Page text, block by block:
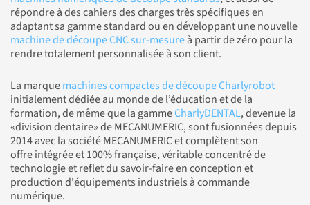
répondre à des cahiers des charges très spécifiques en
adaptant sa gamme standard ou en développant une nouvelle
machine de découpe CNC sur-mesureà partir de zéro pour la
rendre totalement personnalisée à son client.
La marquemachines compactes de découpe Charlyrobot
initialement dédiée au monde de l’éducation et de la
formation, de même que la gammeCharlyDENTAL, devenue la
«division dentaire» de MECANUMERIC, sont fusionnées depuis
2014 avec la société MECANUMERIC et complètent son
offre intégrée et 100% française, véritable concentré de
technologie et reflet du savoir-faire en conception et
production d'équipements industriels à commande
numérique.